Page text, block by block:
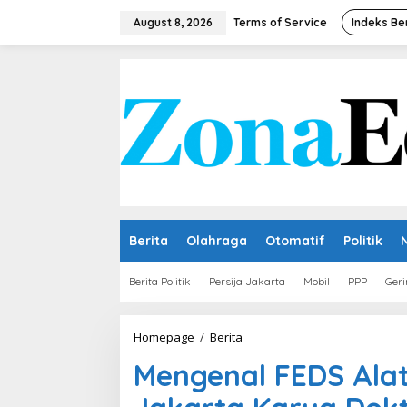
August 8, 2026 Terms of Service Indeks
Berita Olahraga Otomatif Politik
Berita Politik Persija Jakarta Mobil PPP
Homepage / Berita
Alat
Deteksi
Dini
Mengenal FEDS